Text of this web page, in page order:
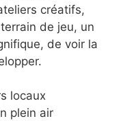
créatifs,
de jeu, un
de voir la
locaux
plein air